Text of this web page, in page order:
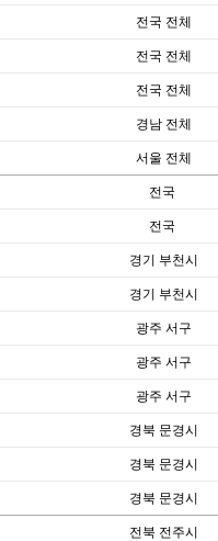
전국 전체
전국 전체
전국 전체
경남 전체
서울 전체
전국
전국
경기 부천시
경기 부천시
광주 서구
광주 서구
광주 서구
경북 문경시
경북 문경시
경북 문경시
전북 전주시